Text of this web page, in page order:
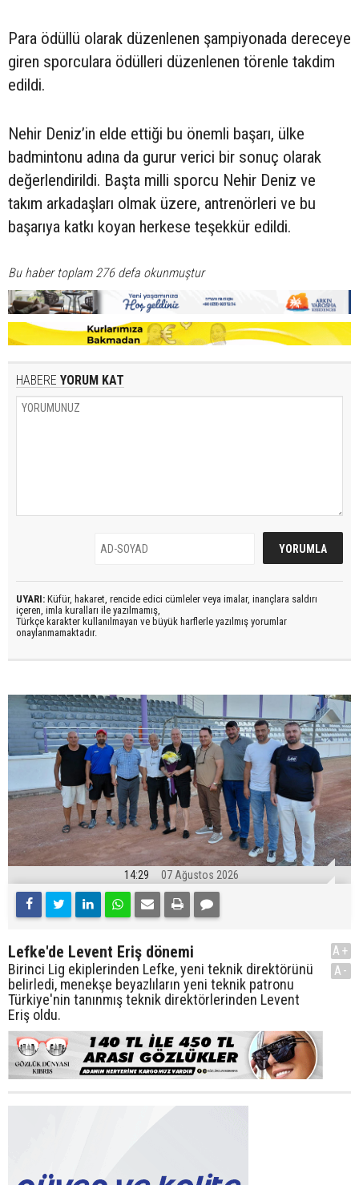
Para ödüllü olarak düzenlenen şampiyonada dereceye
giren sporculara ödülleri düzenlenen törenle takdim
edildi.
Nehir Deniz’in elde ettiği bu önemli başarı, ülke
badmintonu adına da gurur verici bir sonuç olarak
değerlendirildi. Başta milli sporcu Nehir Deniz ve
takım arkadaşları olmak üzere, antrenörleri ve bu
başarıya katkı koyan herkese teşekkür edildi.
Bu haber toplam 276 defa okunmuştur
HABERE YORUM KAT
UYARI: Küfür, hakaret, rencide edici cümleler veya imalar, inançlara saldırı
içeren, imla kuralları ile yazılmamış,
Türkçe karakter kullanılmayan ve büyük harflerle yazılmış yorumlar
onaylanmamaktadır.
14:29 07 Ağustos 2026
Lefke'de Levent Eriş dönemi
Birinci Lig ekiplerinden Lefke, yeni teknik direktörünü
belirledi, menekşe beyazlıların yeni teknik patronu
Türkiye'nin tanınmış teknik direktörlerinden Levent
Eriş oldu.
A+
A-